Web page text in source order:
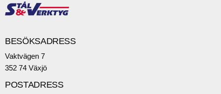
BESÖKSADRESS
Vaktvägen 7
352 74 Växjö
POSTADRESS